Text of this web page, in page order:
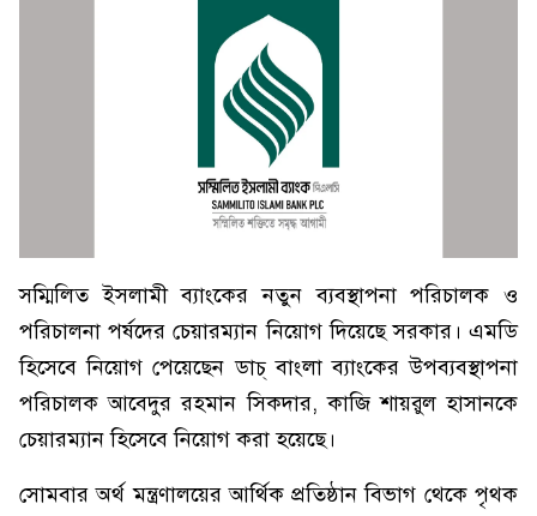
সম্মিলিত ইসলামী ব্যাংকের নতুন ব্যবস্থাপনা পরিচালক ও
পরিচালনা পর্ষদের চেয়ারম্যান নিয়োগ দিয়েছে সরকার। এমডি
হিসেবে নিয়োগ পেয়েছেন ডাচ্ বাংলা ব্যাংকের উপব্যবস্থাপনা
পরিচালক আবেদুর রহমান সিকদার, কাজি শায়রুল হাসানকে
চেয়ারম্যান হিসেবে নিয়োগ করা হয়েছে।
সোমবার অর্থ মন্ত্রণালয়ের আর্থিক প্রতিষ্ঠান বিভাগ থেকে পৃথক